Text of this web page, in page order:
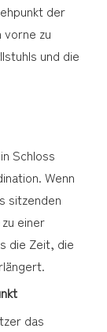
der
zu
und die
Schloss
Wenn
sitzenden
einer
die Zeit, die
das